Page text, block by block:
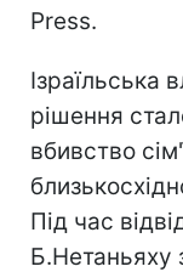
Press.
Ізраїльська
рішення
вбивство
Під час
Б.Нетаньяху